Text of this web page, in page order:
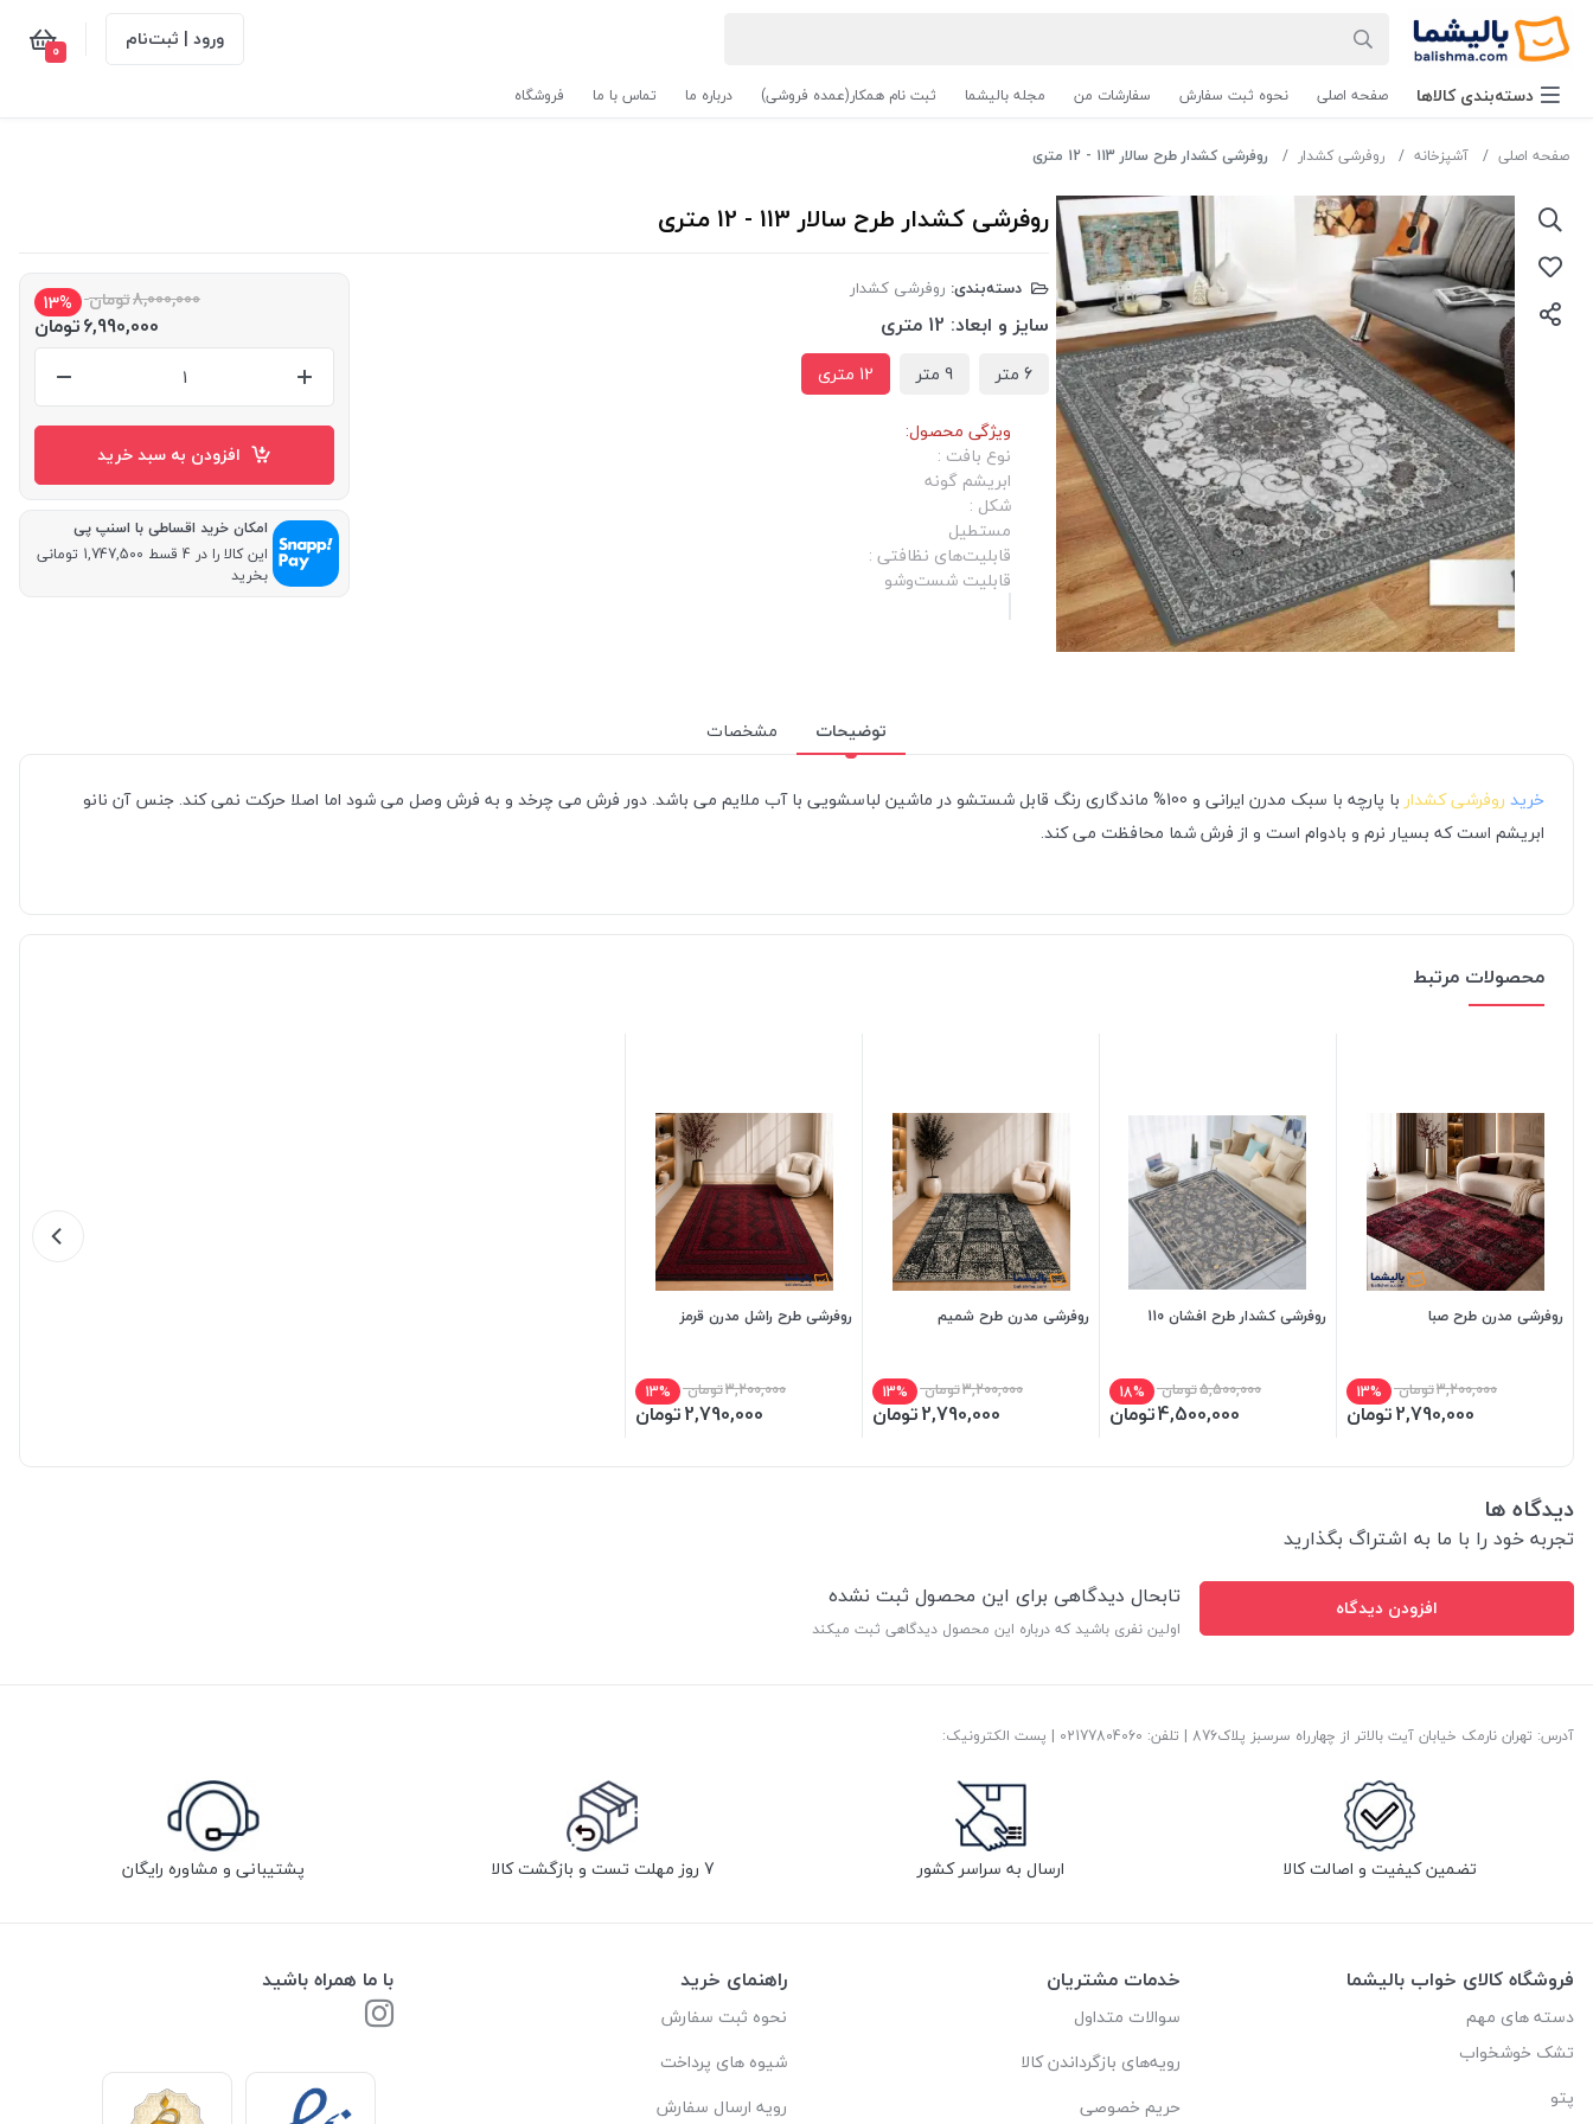
ورود | ثبت‌نام 0
دسته‌بندی‌ کالاها صفحه اصلی نحوه ثبت سفارش سفارشات من مجله بالیشما ثبت نام همکار(عمده فروشی) درباره ما تماس با ما فروشگاه
صفحه اصلی آشپزخانه روفرشی کشدار روفرشی کشدار طرح سالار 113 - 12 متری
روفرشی کشدار طرح سالار 113 - 12 متری
دسته‌بندی: روفرشی کشدار
سایز و ابعاد: 12 متری
6 متر 9 متر
12 متری
ویژگی محصول:
نوع بافت :
ابریشم گونه
شکل :
مستطیل
قابلیت‌های نظافتی :
قابلیت شست‌وشو
8,000,000تومان 13%
6,990,000تومان
افزودن به سبد خرید
امکان خرید اقساطی با اسنپ پی
این کالا را در 4 قسط 1,747,500 تومانی
بخرید
توضیحات مشخصات
خرید روفرشی کشدار
با پارچه با سبک مدرن ایرانی و 100% ماندگاری رنگ قابل شستشو در ماشین لباسشویی با آب ملایم می باشد. دور فرش می چرخد و به فرش وصل می شود اما اصلا حرکت نمی کند. جنس آن نانو
ابریشم است که بسیار نرم و بادوام است و از فرش شما محافظت می کند.
محصولات مرتبط
روفرشی مدرن طرح صبا
3,200,000تومان 13%
2,790,000تومان
روفرشی کشدار طرح افشان 110
5,500,000تومان 18%
4,500,000تومان
روفرشی مدرن طرح شمیم
3,200,000تومان 13%
2,790,000تومان
روفرشی طرح راشل مدرن قرمز
3,200,000تومان 13%
2,790,000تومان
دیدگاه ها
تجربه خود را با ما به اشتراگ بگذارید
افزودن دیدگاه تابحال دیدگاهی برای این محصول ثبت نشده
اولین نفری باشید که درباره این محصول دیدگاهی ثبت میکند
آدرس: تهران نارمک خیابان آیت بالاتر از چهارراه سرسبز پلاک876 | تلفن: ‎02177804060 | پست الکترونیک:
تضمین کیفیت و اصالت کالا ارسال به سراسر کشور 7 روز مهلت تست و بازگشت کالا پشتیبانی و مشاوره رایگان
فروشگاه کالای خواب بالیشما
دسته های مهم
تشک خوشخواب
پتو
خدمات مشتریان
سوالات متداول
رویه‌های بازگرداندن کالا
حریم خصوصی
راهنمای خرید
نحوه ثبت سفارش
شیوه های پرداخت
رویه ارسال سفارش
با ما همراه باشید